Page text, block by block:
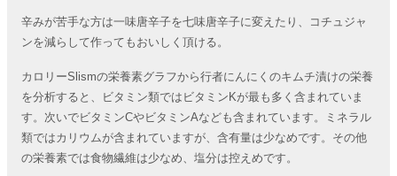
辛みが苦手な方は一味唐辛子を七味唐辛子に変えたり、コチュジャ
ンを減らして作ってもおいしく頂ける。
カロリーSlismの栄養素グラフから行者にんにくのキムチ漬けの栄養
を分析すると、ビタミン類ではビタミンKが最も多く含まれていま
す。次いでビタミンCやビタミンAなども含まれています。ミネラル
類ではカリウムが含まれていますが、含有量は少なめです。その他
の栄養素では食物繊維は少なめ、塩分は控えめです。